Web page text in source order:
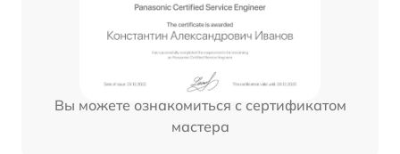
Вы можете ознакомиться с сертификатом
мастера